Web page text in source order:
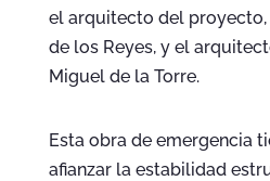
el arquitecto del proyecto,
de los Reyes, y el
Miguel de la Torre.
Esta obra de emergencia
afianzar la estabilidad